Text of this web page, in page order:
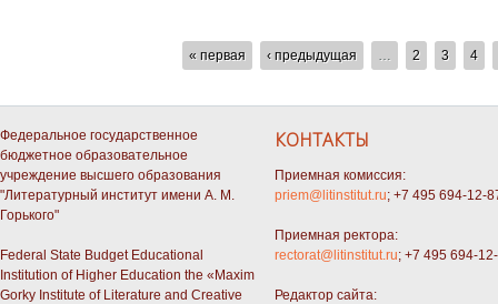
« первая ‹ предыдущая 2 3 4
Федеральное государственное
бюджетное образовательное
учреждение высшего образования
"Литературный институт имени А. М.
Горького"
Federal State Budget Educational
Institution of Higher Education the «Maxim
Gorky Institute of Literature and Creative
КОНТАКТЫ
Приемная комиссия:
priem@litinstitut.ru; +7 495 694-12-
Приемная ректора:
rectorat@litinstitut.ru; +7 495 694-
Редактор сайта: